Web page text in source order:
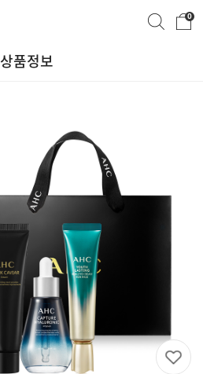
0
상품정보